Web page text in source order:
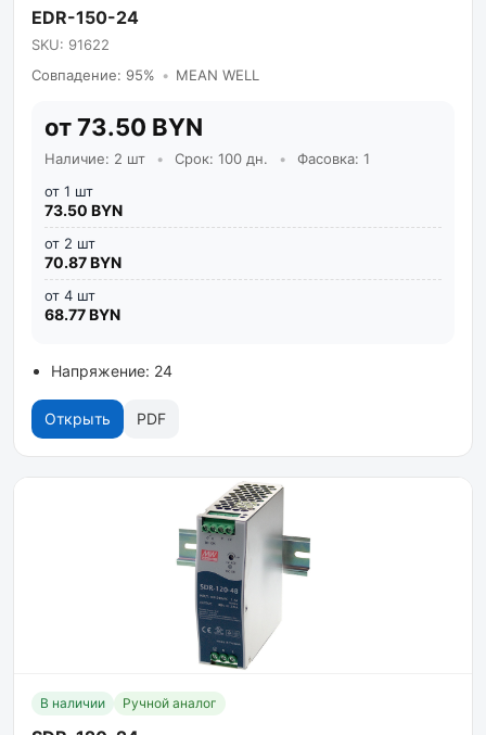
EDR-150-24
SKU: 91622
Совпадение: 95% • MEAN WELL
от 73.50 BYN
Наличие: 2 шт • Срок: 100 дн. •
Фасовка: 1
от 1 шт
73.50 BYN
от 2 шт
70.87 BYN
от 4 шт
68.77 BYN
Напряжение: 24
Открыть PDF
В наличии Ручной аналог